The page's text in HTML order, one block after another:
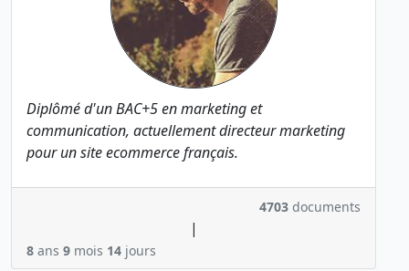
Diplômé d'un BAC+5 en marketing et
communication, actuellement directeur marketing
pour un site ecommerce français.
4703 documents
|
8 ans 9 mois 14 jours